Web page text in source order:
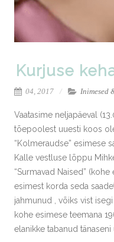
Kurjuse
04, 2017 Inimesed
Vaatasime neljapäeval
tõepoolest uuesti koos
“Kolmeraudse” esimese
Kalle vestluse lõppu
“Surmavad Naised”
esimest korda seda
jahmunud , võiks vist
kohe esimese teemana
elanikke tabanud tänaseni